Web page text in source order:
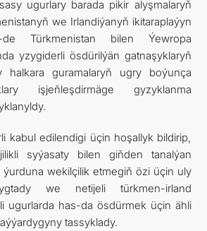
ugurlary barada pikir alyşmalaryň
we Irlandiýanyň ikitaraplaýyn
de Türkmenistan bilen Ýewropa
yzygiderli ösdürilýän gatnaşyklaryň
halkara guramalaryň ugry boýunça
işjeňleşdirmäge gyzyklanma
kabul edilendigi üçin hoşallyk bildirip,
syýasaty bilen giňden tanalýan
ýurduna wekilçilik etmegiň özi üçin uly
we netijeli türkmen-irland
ugurlarda has-da ösdürmek üçin ähli
tassyklady.